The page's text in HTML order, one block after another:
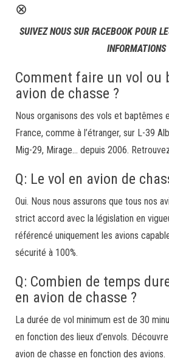
⊗
SUIVEZ NOUS SUR FACEBOOK POUR
INFORMATIONS
Comment faire un vol ou
avion de chasse ?
Nous organisons des vols et baptêmes
France, comme à l’étranger, sur L-39
Mig-29, Mirage… depuis 2006.
Q: Le vol en avion de
Oui. Nous nous assurons que tous nos
strict accord avec la législation en
référencé uniquement les avions
sécurité à 100%.
Q: Combien de temps
en avion de chasse ?
La durée de vol minimum est de 30
en fonction des lieux d’envols.
avion de chasse en fonction des avions.